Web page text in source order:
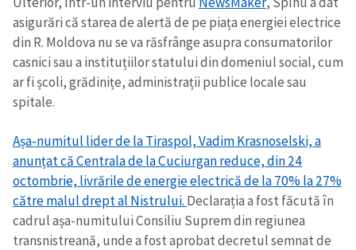
asigurări că starea de alertă de pe piața energiei electrice
din R. Moldova nu se va răsfrânge asupra consumatorilor
casnici sau a instituțiilor statului din domeniul social, cum
ar fi școli, grădinițe, administrații publice locale sau
spitale.
Așa-numitul lider de la Tiraspol, Vadim Krasnoselski, a
anunțat că Centrala de la Cuciurgan reduce, din 24
octombrie, livrările de energie electrică de la 70% la 27%
către malul drept al Nistrului. Declarația a fost făcută în
cadrul așa-numitului Consiliu Suprem din regiunea
transnistreană, unde a fost aprobat decretul semnat de